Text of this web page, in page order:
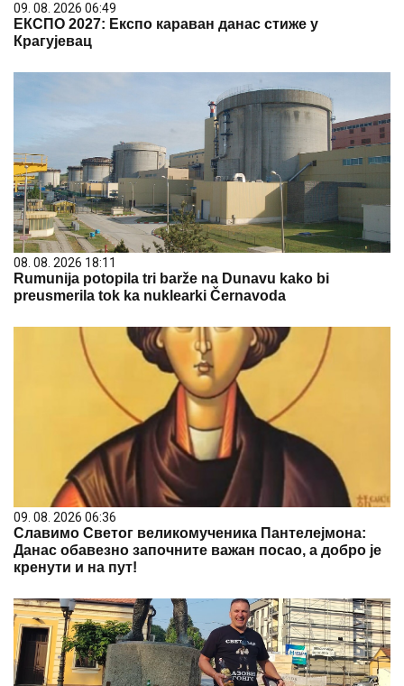
09. 08. 2026 06:49
ЕКСПО 2027: Експо караван данас стиже у
Крагујевац
08. 08. 2026 18:11
Rumunija potopila tri barže na Dunavu kako bi
preusmerila tok ka nuklearki Černavoda
09. 08. 2026 06:36
Славимо Светог великомученика Пантелејмона:
Данас обавезно започните важан посао, а добро је
кренути и на пут!